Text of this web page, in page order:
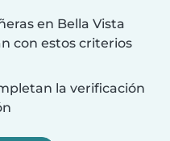
en Bella Vista
con estos criterios
la verificación